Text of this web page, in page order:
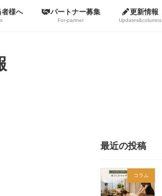
様へ パートナー募集
For-partner
更新情報
Updates&columns
最近の投稿
コラム